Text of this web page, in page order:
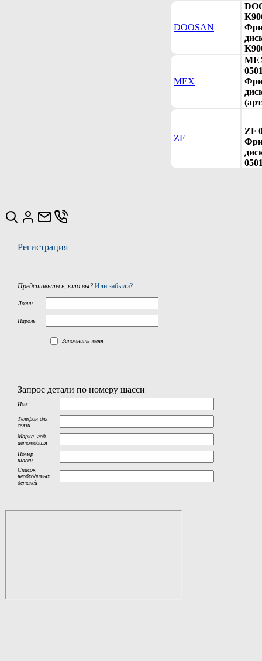
DOOSAN
MEX
ZF
ZF
Регистрация
Представьтесь, кто вы? Или забыли?
Логин
Пароль
Запомнить меня
Запрос детали по номеру шасси
Имя
Телефон для
связи
Марка, год
автомобиля
Номер
шасси
Список
необходимых
деталей